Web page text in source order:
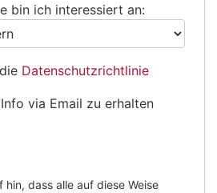
bin ich interessiert an:
Datenschutzrichtlinie
via Email zu erhalten
hin, dass alle auf diese Weise